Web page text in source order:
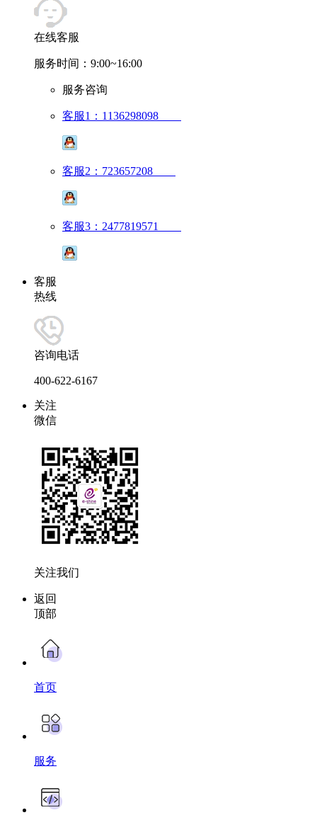
在线客服
服务时间：9:00~16:00
服务咨询
客服1：1136298098
客服2：723657208
客服3：2477819571
客服
热线
咨询电话
400-622-6167
关注
微信
关注我们
返回
顶部
首页
服务